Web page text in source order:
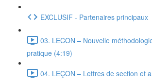
EXCLUSIF - Partenaires principaux
03. LECON – Nouvelle
pratique (4:19)
04. LEÇON – Lettres de section et